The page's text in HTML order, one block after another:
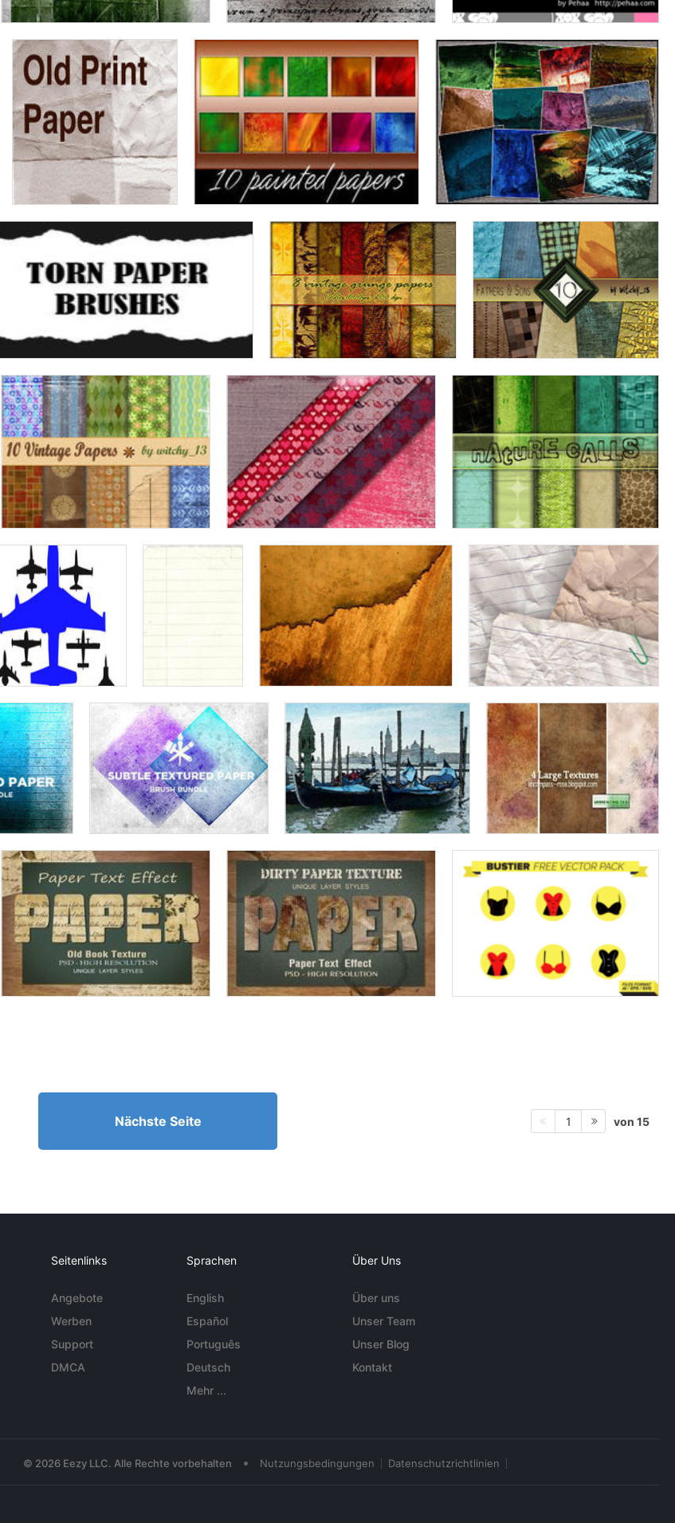
Nächste Seite 1 von 15
Seitenlinks
Angebote
Werben
Support
DMCA
Sprachen
English
Español
Português
Deutsch
Mehr ...
Über Uns
Über uns
Unser Team
Unser Blog
Kontakt
© 2026 Eezy LLC. Alle Rechte vorbehalten • Nutzungsbedingungen Datenschutzrichtlinien